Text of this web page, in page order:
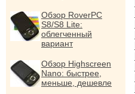
Обзор RoverPC
S8/S8 Lite:
облегченный
вариант
Обзор Highscreen
Nano: быстрее,
меньше, дешевле